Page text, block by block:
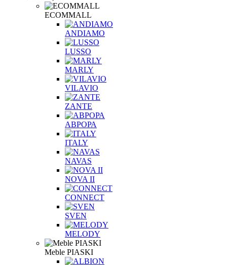
ECOMMALL
ANDIAMO
LUSSO
MARLY
VILAVIO
ZANTE
АВРОРА
ITALY
NAVAS
NOVA II
CONNECT
SVEN
MELODY
Meble PIASKI